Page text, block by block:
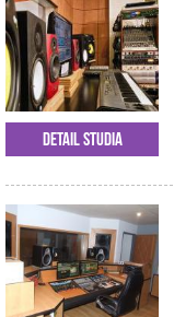
Detail studia